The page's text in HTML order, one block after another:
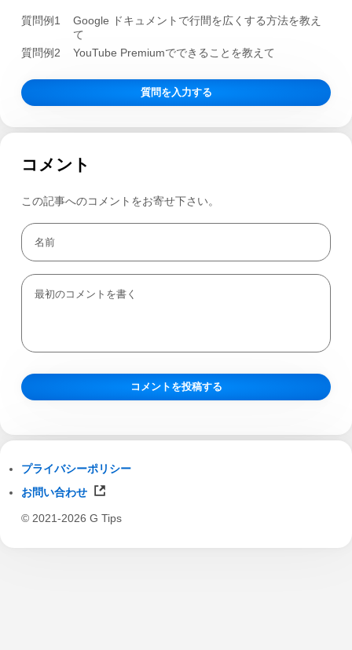
質問例1
Google ドキュメントで行間を広くする方法を教え
て
質問例2
YouTube Premiumでできることを教えて
質問を入力する
コメント
この記事へのコメントをお寄せ下さい。
プライバシーポリシー
お問い合わせ
© 2021-2026 G Tips